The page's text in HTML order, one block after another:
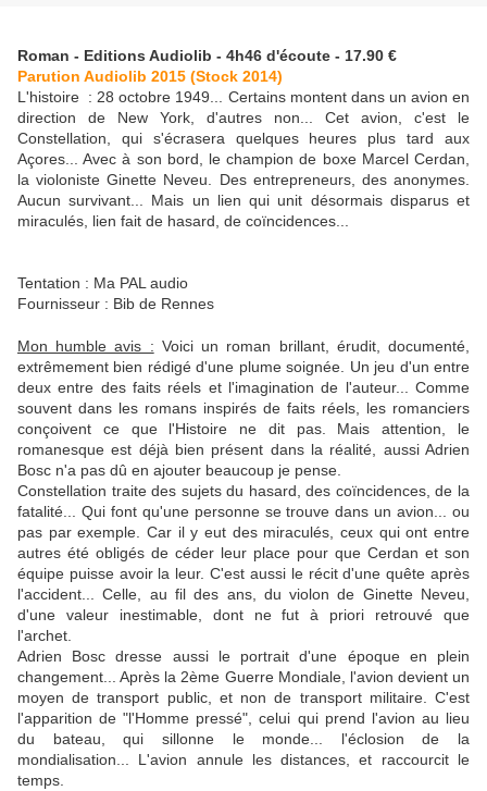
Roman - Editions Audiolib - 4h46 d'écoute - 17.90 €
Parution Audiolib 2015 (Stock 2014)
L'histoire : 28 octobre 1949... Certains montent dans un avion en
direction de New York, d'autres non... Cet avion, c'est le
Constellation, qui s'écrasera quelques heures plus tard aux
Açores... Avec à son bord, le champion de boxe Marcel Cerdan,
la violoniste Ginette Neveu. Des entrepreneurs, des anonymes.
Aucun survivant... Mais un lien qui unit désormais disparus et
miraculés, lien fait de hasard, de coïncidences...
Tentation : Ma PAL audio
Fournisseur : Bib de Rennes
Mon humble avis : Voici un roman brillant, érudit, documenté,
extrêmement bien rédigé d'une plume soignée. Un jeu d'un entre
deux entre des faits réels et l'imagination de l'auteur... Comme
souvent dans les romans inspirés de faits réels, les romanciers
conçoivent ce que l'Histoire ne dit pas. Mais attention, le
romanesque est déjà bien présent dans la réalité, aussi Adrien
Bosc n'a pas dû en ajouter beaucoup je pense.
Constellation traite des sujets du hasard, des coïncidences, de la
fatalité... Qui font qu'une personne se trouve dans un avion... ou
pas par exemple. Car il y eut des miraculés, ceux qui ont entre
autres été obligés de céder leur place pour que Cerdan et son
équipe puisse avoir la leur. C'est aussi le récit d'une quête après
l'accident... Celle, au fil des ans, du violon de Ginette Neveu,
d'une valeur inestimable, dont ne fut à priori retrouvé que
l'archet.
Adrien Bosc dresse aussi le portrait d'une époque en plein
changement... Après la 2ème Guerre Mondiale, l'avion devient un
moyen de transport public, et non de transport militaire. C'est
l'apparition de "l'Homme pressé", celui qui prend l'avion au lieu
du bateau, qui sillonne le monde... l'éclosion de la
mondialisation... L'avion annule les distances, et raccourcit le
temps.